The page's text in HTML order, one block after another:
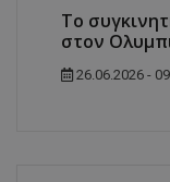
Το
στον
26.06.2026 -